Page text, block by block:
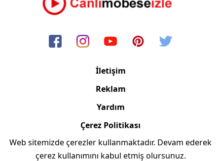
İletişim
Reklam
Yardım
Çerez Politikası
Copyright © 2006/2024 Canlimobeseizle.com
Web sitemizde çerezler kullanmaktadır. Devam ederek
çerez kullanımını kabul etmiş olursunuz.